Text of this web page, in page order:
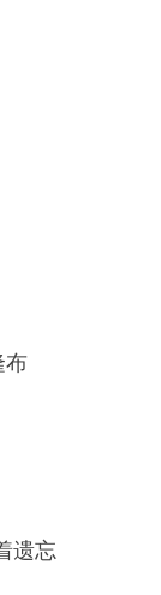
布
遗忘